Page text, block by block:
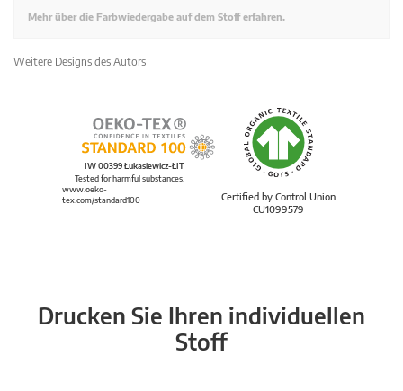
Mehr über die Farbwiedergabe auf dem Stoff erfahren.
Weitere Designs des Autors
Certified by Control Union
CU1099579
IW 00399 Łukasiewicz-ŁIT
Tested for harmful substances.
www.oeko-
tex.com/standard100
Drucken Sie Ihren individuellen
Stoff